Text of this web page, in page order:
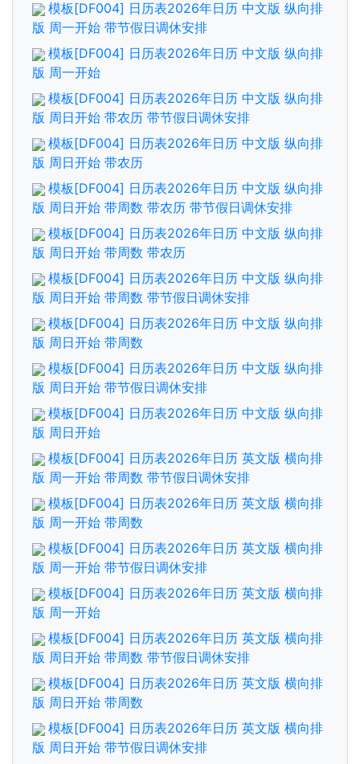
模板[DF004] 日历表2026年日历 中文版 纵向排
版 周一开始 带节假日调休安排
模板[DF004] 日历表2026年日历 中文版 纵向排
版 周一开始
模板[DF004] 日历表2026年日历 中文版 纵向排
版 周日开始 带农历 带节假日调休安排
模板[DF004] 日历表2026年日历 中文版 纵向排
版 周日开始 带农历
模板[DF004] 日历表2026年日历 中文版 纵向排
版 周日开始 带周数 带农历 带节假日调休安排
模板[DF004] 日历表2026年日历 中文版 纵向排
版 周日开始 带周数 带农历
模板[DF004] 日历表2026年日历 中文版 纵向排
版 周日开始 带周数 带节假日调休安排
模板[DF004] 日历表2026年日历 中文版 纵向排
版 周日开始 带周数
模板[DF004] 日历表2026年日历 中文版 纵向排
版 周日开始 带节假日调休安排
模板[DF004] 日历表2026年日历 中文版 纵向排
版 周日开始
模板[DF004] 日历表2026年日历 英文版 横向排
版 周一开始 带周数 带节假日调休安排
模板[DF004] 日历表2026年日历 英文版 横向排
版 周一开始 带周数
模板[DF004] 日历表2026年日历 英文版 横向排
版 周一开始 带节假日调休安排
模板[DF004] 日历表2026年日历 英文版 横向排
版 周一开始
模板[DF004] 日历表2026年日历 英文版 横向排
版 周日开始 带周数 带节假日调休安排
模板[DF004] 日历表2026年日历 英文版 横向排
版 周日开始 带周数
模板[DF004] 日历表2026年日历 英文版 横向排
版 周日开始 带节假日调休安排